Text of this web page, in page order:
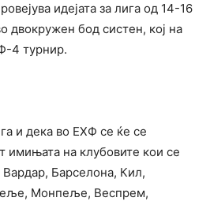
идејата за лига од 14-16
двокружен бод систен, кој на
4 турнир.
и дека во ЕХФ се ќе се
имињата на клубовите кои се
Вардар, Барселона, Кил,
Монпеље, Веспрем,